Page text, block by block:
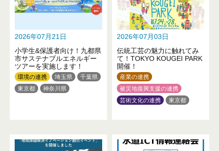
2026年07月21日
小学生&保護者向け！九都県
市サステナブルエネルギー
ツアーを実施します！
環境の連携 埼玉県
千葉県
東京都
神奈川県
2026年07月03日
伝統工芸の魅力に触れてみ
て！TOKYO KOUGEI PARK
開催！
産業の連携
被災地復興支援の連携
芸術文化の連携
東京都